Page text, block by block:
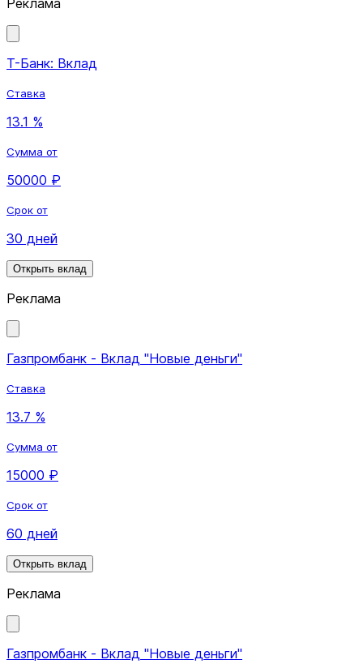
Т-Банк: Вклад
Ставка
13.1 %
Сумма от
50000 ₽
Срок от
30 дней
Открыть вклад
Реклама
Газпромбанк - Вклад "Новые деньги"
Ставка
13.7 %
Сумма от
15000 ₽
Срок от
60 дней
Открыть вклад
Реклама
Газпромбанк - Вклад "Новые деньги"